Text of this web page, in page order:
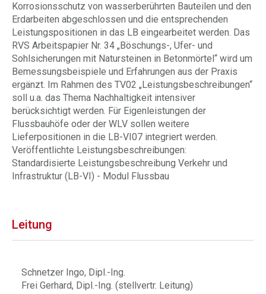
Korrosionsschutz von wasserberührten Bauteilen und den
Erdarbeiten abgeschlossen und die entsprechenden
Leistungspositionen in das LB eingearbeitet werden. Das
RVS Arbeitspapier Nr. 34 „Böschungs-, Ufer- und
Sohlsicherungen mit Natursteinen in Betonmörtel“ wird um
Bemessungsbeispiele und Erfahrungen aus der Praxis
ergänzt. Im Rahmen des TV02 „Leistungsbeschreibungen“
soll u.a. das Thema Nachhaltigkeit intensiver
berücksichtigt werden. Für Eigenleistungen der
Flussbauhöfe oder der WLV sollen weitere
Lieferpositionen in die LB-VI07 integriert werden.
Veröffentlichte Leistungsbeschreibungen:
Standardisierte Leistungsbeschreibung Verkehr und
Infrastruktur (LB-VI) - Modul Flussbau
Leitung
Schnetzer Ingo, Dipl.-Ing.
Frei Gerhard, Dipl.-Ing. (stellvertr. Leitung)